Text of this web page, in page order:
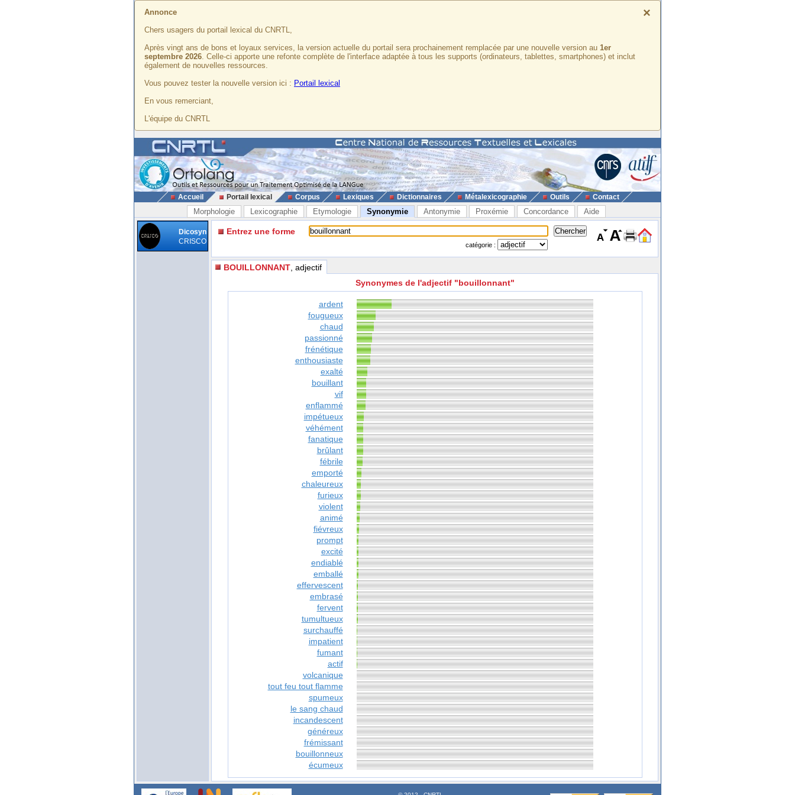
×
Annonce
Chers usagers du portail lexical du CNRTL,
Après vingt ans de bons et loyaux services, la version actuelle du portail sera prochainement remplacée par une nouvelle version au 1er
septembre 2026. Celle-ci apporte une refonte complète de l'interface adaptée à tous les supports (ordinateurs, tablettes, smartphones) et inclut
également de nouvelles ressources.
Vous pouvez tester la nouvelle version ici : Portail lexical
En vous remerciant,
L'équipe du CNRTL
Accueil Portail lexical Corpus Lexiques Dictionnaires Métalexicographie Outils Contact
Morphologie Lexicographie Etymologie Synonymie Antonymie Proxémie Concordance Aide
Dicosyn
CRISCO
Entrez une forme
catégorie :
BOUILLONNANT , adjectif
Synonymes de l'adjectif "bouillonnant"
ardent
fougueux
chaud
passionné
frénétique
enthousiaste
exalté
bouillant
vif
enflammé
impétueux
véhément
fanatique
brûlant
fébrile
emporté
chaleureux
furieux
violent
animé
fiévreux
prompt
excité
endiablé
emballé
effervescent
embrasé
fervent
tumultueux
surchauffé
impatient
fumant
actif
volcanique
tout feu tout flamme
spumeux
le sang chaud
incandescent
généreux
frémissant
bouillonneux
écumeux